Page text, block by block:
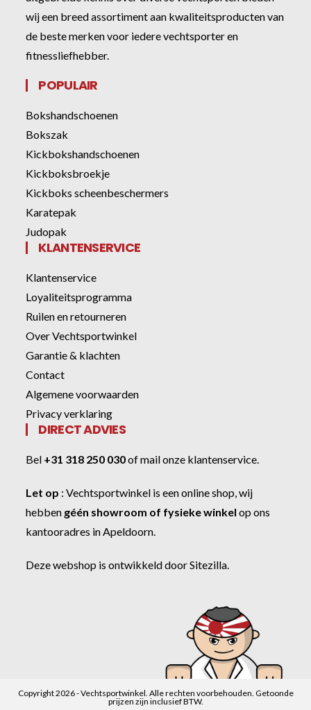
wij een breed assortiment aan kwaliteitsproducten van
de beste merken voor iedere vechtsporter en
fitnessliefhebber.
POPULAIR
Bokshandschoenen
Bokszak
Kickbokshandschoenen
Kickboksbroekje
Kickboks scheenbeschermers
Karatepak
Judopak
KLANTENSERVICE
Klantenservice
Loyaliteitsprogramma
Ruilen en retourneren
Over Vechtsportwinkel
Garantie & klachten
Contact
Algemene voorwaarden
Privacy verklaring
DIRECT ADVIES
Bel +31 318 250 030ofmail onze klantenservice
Let op :Vechtsportwinkel is een online shop, wij
hebben géén showroom of fysieke winkel op ons
kantooradres in Apeldoorn.
Deze webshop is ontwikkeld doorSitezilla
Copyright 2026 - Vechtsportwinkel. Alle rechten voorbehouden. Getoonde
prijzen zijn inclusief BTW.